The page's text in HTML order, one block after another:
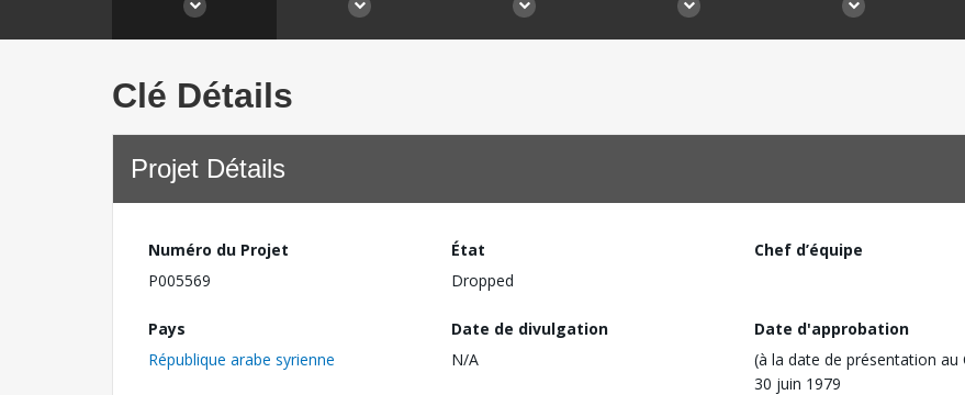
Clé Détails
Projet Détails
Numéro du Projet
P005569
État
Dropped
Chef d’équipe
Pays
République arabe syrienne
Date de divulgation
N/A
Date d'approbation
(à la date de présentation au
30 juin 1979